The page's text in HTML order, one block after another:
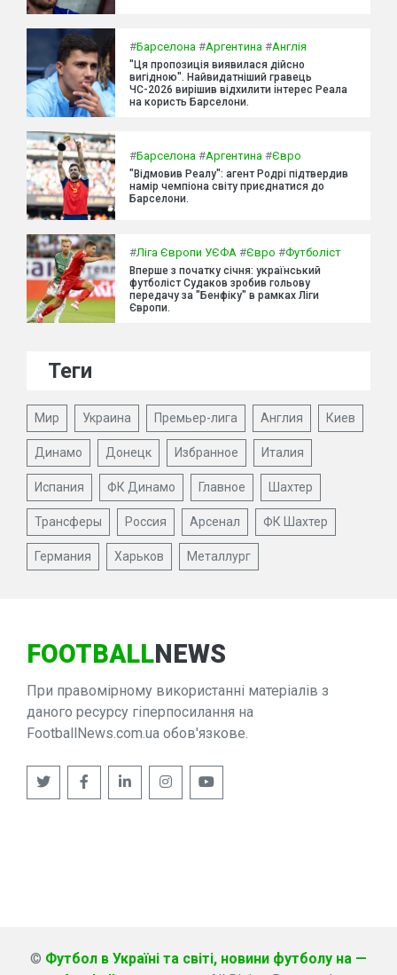
#Барселона #Аргентина #Англія
"Ця пропозиція виявилася дійсно
вигідною". Найвидатніший гравець
ЧС-2026 вирішив відхилити інтерес Реала
на користь Барселони.
#Барселона #Аргентина #Євро
"Відмовив Реалу": агент Родрі підтвердив
намір чемпіона світу приєднатися до
Барселони.
#Ліга Європи УЄФА #Євро #Футболіст
Вперше з початку січня: український
футболіст Судаков зробив гольову
передачу за "Бенфіку" в рамках Ліги
Європи.
Теги
Мир Украина Премьер-лига Англия Киев
Динамо Донецк Избранное Италия
Испания ФК Динамо Главное Шахтер
Трансферы Россия Арсенал ФК Шахтер
Германия Харьков Металлург
FOOTBALLNEWS
При правомірному використанні матеріалів з
даного ресурсу гіперпосилання на
FootballNews.com.ua обов'язкове.
© Футбол в Україні та світі, новини футболу на —